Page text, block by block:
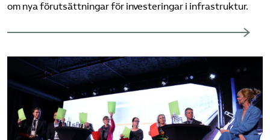
om nya förutsättningar för investeringar i infrastruktur.